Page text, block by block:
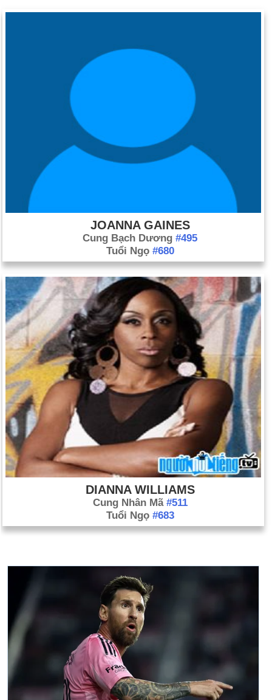
JOANNA GAINES
Cung Bạch Dương #495
Tuổi Ngọ #680
DIANNA WILLIAMS
Cung Nhân Mã #511
Tuổi Ngọ #683